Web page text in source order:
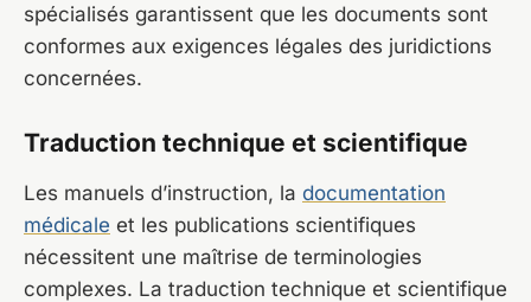
spécialisés garantissent que les documents sont
conformes aux exigences légales des juridictions
concernées.
Traduction technique et scientifique
Les manuels d’instruction, la documentation
médicale et les publications scientifiques
nécessitent une maîtrise de terminologies
complexes. La traduction technique et scientifique